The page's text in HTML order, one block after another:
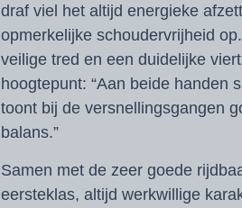
draf viel het altijd energieke
opmerkelijke schoudervrijheid
veilige tred en een duidelijke
hoogtepunt: “Aan beide handen
toont bij de versnellingsgangen
balans.”
Samen met de zeer goede
eersteklas, altijd werkwillige